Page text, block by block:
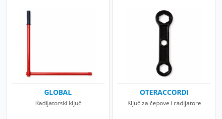
GLOBAL
Radijatorski ključ
OTERACCORDI
Ključ za čepove i radijatore